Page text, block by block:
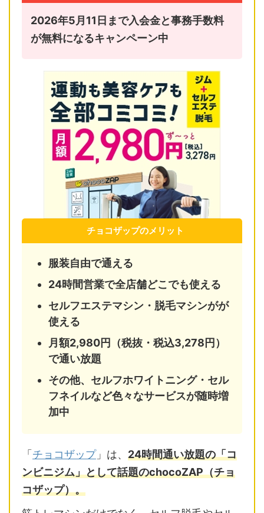
2026年5月11日まで入会金と事務手数料
が無料になるキャンペーン中
チョコザップのメリット
服装自由で通える
24時間営業で全店舗どこでも使える
セルフエステマシン・脱毛マシンがが
使える
月額2,980円（税抜・税込3,278円）
で通い放題
その他、セルフホワイトニング・セル
フネイルなど色々なサービスが随時増
加中
「 チョコザップ」は、 24時間通い放題の「コ
ンビニジム」として話題のchocoZAP（チョ
コザップ）。